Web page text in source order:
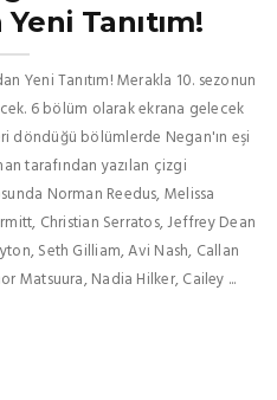
Tanıtım!
Yeni Tanıtım! Merakla 10. sezonun
6 bölüm olarak ekrana gelecek
döndüğü bölümlerde Negan'ın eşi
tarafından yazılan çizgi
Norman Reedus, Melissa
Christian Serratos, Jeffrey Dean
Seth Gilliam, Avi Nash, Callan
Matsuura, Nadia Hilker, Cailey ...